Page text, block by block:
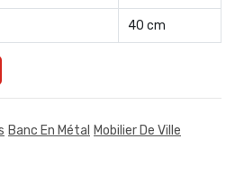
40 cm
Banc En Métal Mobilier De Ville